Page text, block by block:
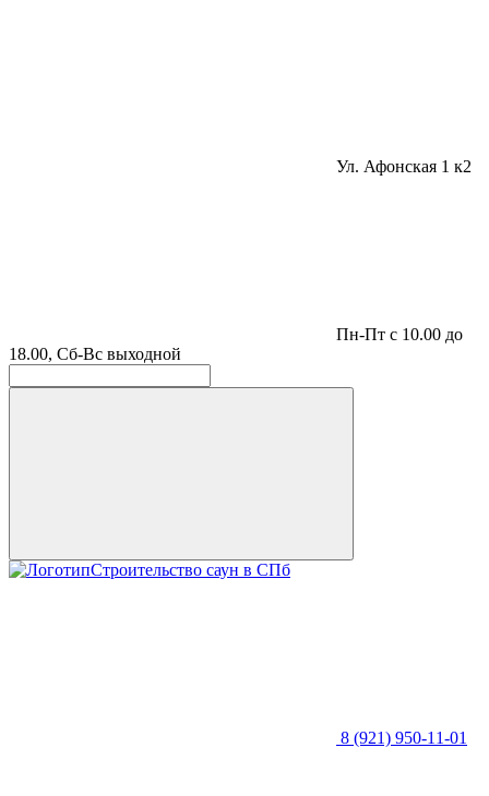
Ул. Афонская 1 к2
Пн-Пт с 10.00 до
18.00, Сб-Вс выходной
Строительство саун в СПб
8 (921) 950-11-01